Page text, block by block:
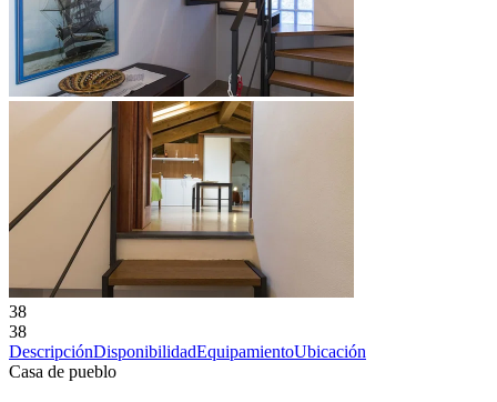
38
38
DescripciónDisponibilidadEquipamientoUbicación
Casa de pueblo